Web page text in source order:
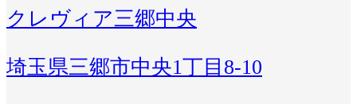
クレヴィア三郷中央
埼玉県三郷市中央1丁目8-10